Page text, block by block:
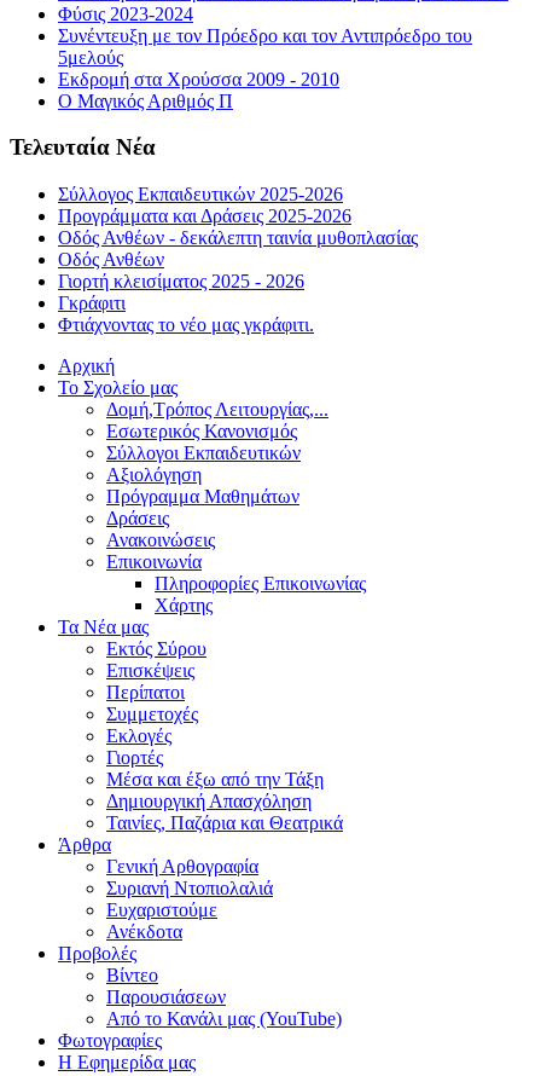
Φύσις 2023-2024
Συνέντευξη με τον Πρόεδρο και τον Αντιπρόεδρο του
5μελούς
Εκδρομή στα Χρούσσα 2009 - 2010
Ο Μαγικός Αριθμός Π
Τελευταία Νέα
Σύλλογος Εκπαιδευτικών 2025-2026
Προγράμματα και Δράσεις 2025-2026
Οδός Ανθέων - δεκάλεπτη ταινία μυθοπλασίας
Οδός Ανθέων
Γιορτή κλεισίματος 2025 - 2026
Γκράφιτι
Φτιάχνοντας το νέο μας γκράφιτι.
Αρχική
Το Σχολείο μας
Δομή,Τρόπος Λειτουργίας,...
Εσωτερικός Κανονισμός
Σύλλογοι Εκπαιδευτικών
Αξιολόγηση
Πρόγραμμα Μαθημάτων
Δράσεις
Ανακοινώσεις
Επικοινωνία
Πληροφορίες Επικοινωνίας
Χάρτης
Τα Νέα μας
Εκτός Σύρου
Επισκέψεις
Περίπατοι
Συμμετοχές
Εκλογές
Γιορτές
Μέσα και έξω από την Τάξη
Δημιουργική Απασχόληση
Ταινίες, Παζάρια και Θεατρικά
Άρθρα
Γενική Αρθογραφία
Συριανή Ντοπιολαλιά
Ευχαριστούμε
Ανέκδοτα
Προβολές
Βίντεο
Παρουσιάσεων
Από το Κανάλι μας (YouTube)
Φωτογραφίες
Η Εφημερίδα μας